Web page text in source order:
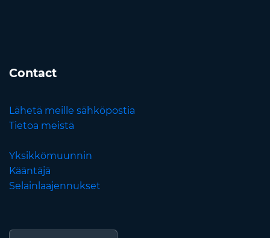
Contact
Lähetä meille sähköpostia
Tietoa meistä
Yksikkömuunnin
Kääntäjä
Selainlaajennukset